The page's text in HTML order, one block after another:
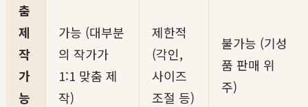
춤
제
작
가
능
가능 (대부분
의 작가가
1:1 맞춤 제
작)
제한적
(각인,
사이즈
조절 등)
불가능 (기성
품 판매 위
주)